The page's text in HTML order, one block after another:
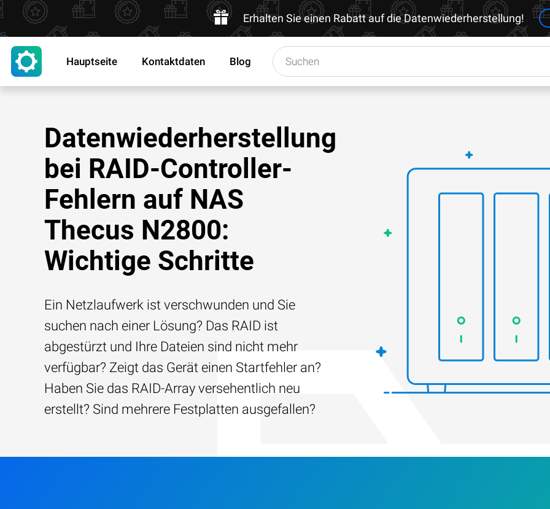
Erhalten Sie einen Rabatt auf die Datenwiederherstellung!
Hauptseite Kontaktdaten Blog
Datenwiederherstellung
bei RAID-Controller-
Fehlern auf NAS
Thecus N2800:
Wichtige Schritte
Ein Netzlaufwerk ist verschwunden und Sie
suchen nach einer Lösung? Das RAID ist
abgestürzt und Ihre Dateien sind nicht mehr
verfügbar? Zeigt das Gerät einen Startfehler an?
Haben Sie das RAID-Array versehentlich neu
erstellt? Sind mehrere Festplatten ausgefallen?